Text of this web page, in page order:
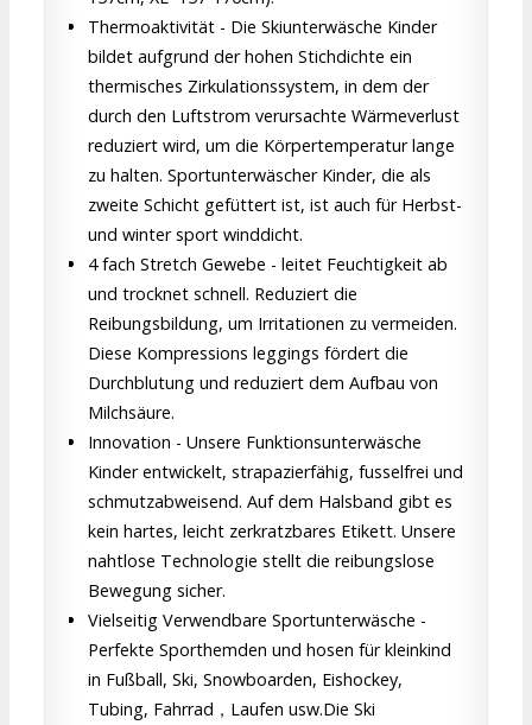
Thermoaktivität - Die Skiunterwäsche Kinder
bildet aufgrund der hohen Stichdichte ein
thermisches Zirkulationssystem, in dem der
durch den Luftstrom verursachte Wärmeverlust
reduziert wird, um die Körpertemperatur lange
zu halten. Sportunterwäscher Kinder, die als
zweite Schicht gefüttert ist, ist auch für Herbst-
und winter sport winddicht.
4 fach Stretch Gewebe - leitet Feuchtigkeit ab
und trocknet schnell. Reduziert die
Reibungsbildung, um Irritationen zu vermeiden.
Diese Kompressions leggings fördert die
Durchblutung und reduziert dem Aufbau von
Milchsäure.
Innovation - Unsere Funktionsunterwäsche
Kinder entwickelt, strapazierfähig, fusselfrei und
schmutzabweisend. Auf dem Halsband gibt es
kein hartes, leicht zerkratzbares Etikett. Unsere
nahtlose Technologie stellt die reibungslose
Bewegung sicher.
Vielseitig Verwendbare Sportunterwäsche -
Perfekte Sporthemden und hosen für kleinkind
in Fußball, Ski, Snowboarden, Eishockey,
Tubing, Fahrrad，Laufen usw.Die Ski